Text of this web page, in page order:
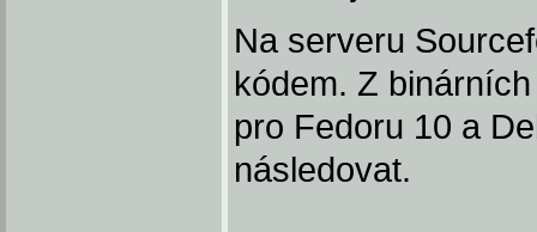
Na serveru
kódem. Z
pro Fedoru 10 a
následovat.